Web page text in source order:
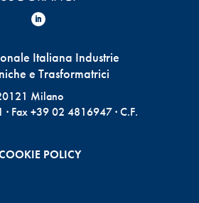
Italiana Industrie
e Trasformatrici
Milano
Fax +39 02 4816947 · C.F.
POLICY